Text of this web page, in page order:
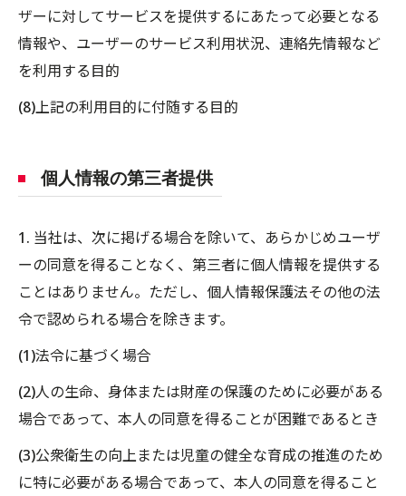
ザーに対してサービスを提供するにあたって必要となる
情報や、ユーザーのサービス利用状況、連絡先情報など
を利用する目的
(8)上記の利用目的に付随する目的
個人情報の第三者提供
1. 当社は、次に掲げる場合を除いて、あらかじめユーザ
ーの同意を得ることなく、第三者に個人情報を提供する
ことはありません。ただし、個人情報保護法その他の法
令で認められる場合を除きます。
(1)法令に基づく場合
(2)人の生命、身体または財産の保護のために必要がある
場合であって、本人の同意を得ることが困難であるとき
(3)公衆衛生の向上または児童の健全な育成の推進のため
に特に必要がある場合であって、本人の同意を得ること